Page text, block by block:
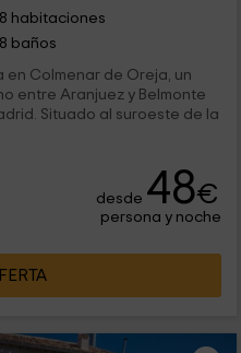
8 habitaciones
8 baños
Colmenar de Oreja, un
entre Aranjuez y Belmonte
Situado al suroeste de la
desde 48€
persona y noche